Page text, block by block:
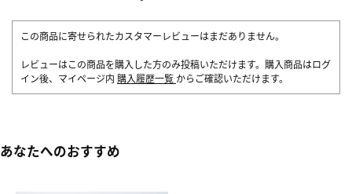
この商品に寄せられたカスタマーレビューはまだありません。
レビューはこの商品を購入した方のみ投稿いただけます。購入商品はログ
イン後、マイページ内 購入履歴一覧 からご確認いただけます。
あなたへのおすすめ